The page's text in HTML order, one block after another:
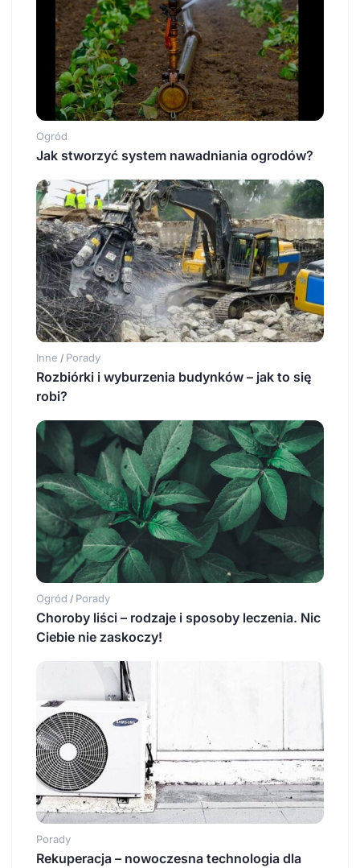
Ogród
Jak stworzyć system nawadniania ogrodów?
Inne / Porady
Rozbiórki i wyburzenia budynków – jak to się
robi?
Ogród / Porady
Choroby liści – rodzaje i sposoby leczenia. Nic
Ciebie nie zaskoczy!
Porady
Rekuperacja – nowoczesna technologia dla